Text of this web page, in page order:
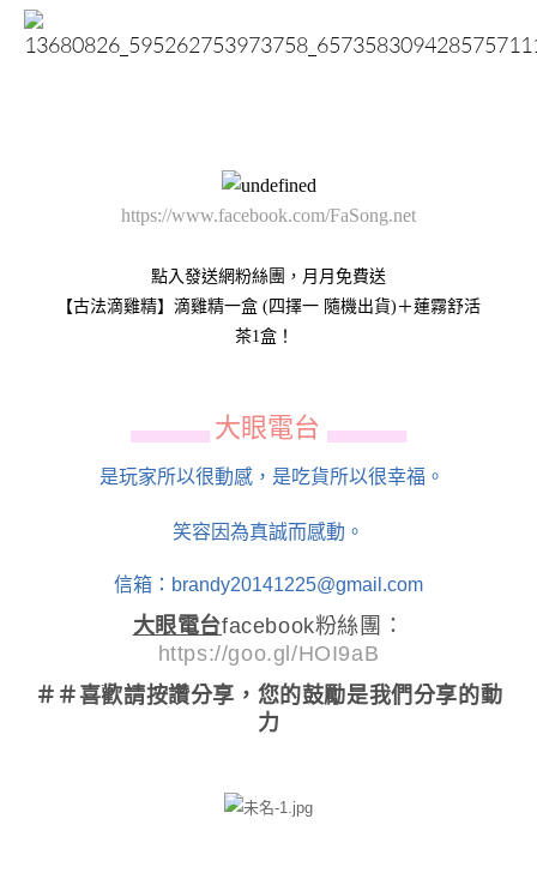
https://www.facebook.com/FaSong.net
點入發送網粉絲團，月月免費送
【古法滴雞精】滴雞精一盒 (四擇一 隨機出貨)＋蓮霧舒活
茶1盒！
▄▄▄▄▄▄ 大眼電台 ▄▄▄▄▄▄
是玩家所以很動感，是吃貨所以很幸福。
笑容因為真誠而感動。
信箱：brandy20141225@gmail.com
大眼電台facebook粉絲團：
https://goo.gl/HOI9aB
＃＃喜歡請按讚分享 ，您的鼓勵是我們分享的動
力